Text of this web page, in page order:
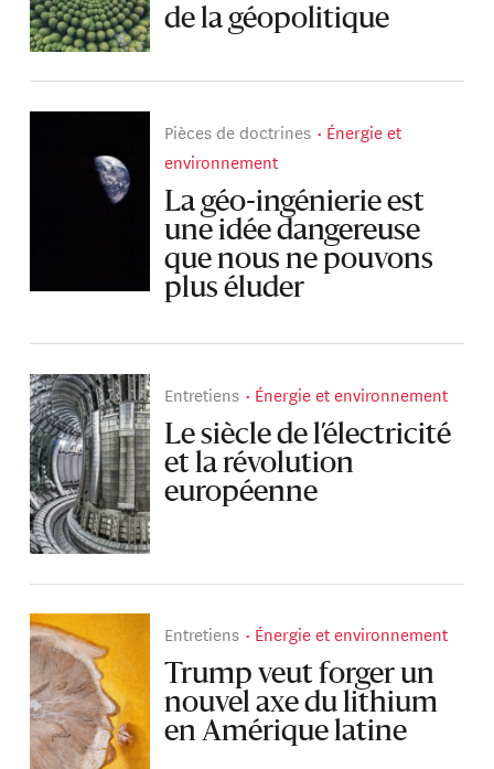
de la géopolitique
Pièces de doctrines
Énergie et
environnement
La géo-ingénierie est
une idée dangereuse
que nous ne pouvons
plus éluder
Entretiens Énergie et environnement
Le siècle de l’électricité
et la révolution
européenne
Entretiens Énergie et environnement
Trump veut forger un
nouvel axe du lithium
en Amérique latine